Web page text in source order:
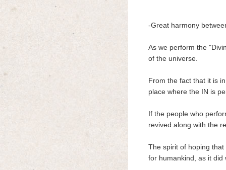
-Great harmony
As we perform the
of the universe.
From the fact that it is
place where the IN is
If the people who
revived along with the
The spirit of hoping
for humankind, as it did